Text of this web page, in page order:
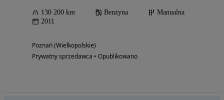
130 200 km Benzyna
Manualna
2011
Poznań (Wielkopolskie)
Prywatny sprzedawca • Opublikowano